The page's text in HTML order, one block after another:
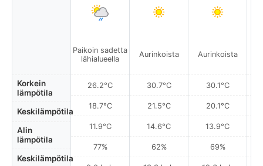
Korkein
lämpötila
Keskilämpötila
Alin
lämpötila
Keskilämpötila
Paikoin sadetta
lähialueella
26.2°C
18.7°C
11.9°C
77%
Aurinkoista
30.7°C
21.5°C
14.6°C
62%
Aurinkoista
30.1°C
20.1°C
13.9°C
69%